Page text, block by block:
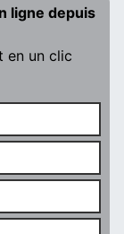
ligne depuis
en un clic